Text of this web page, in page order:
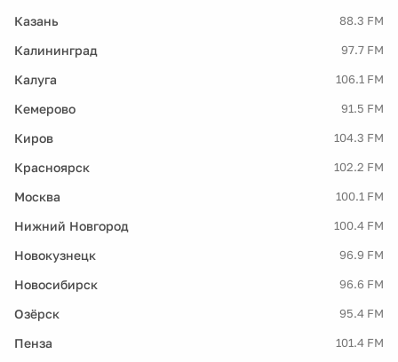
Казань 88.3 FM
Калининград 97.7 FM
Калуга 106.1 FM
Кемерово 91.5 FM
Киров 104.3 FM
Красноярск 102.2 FM
Москва 100.1 FM
Нижний Новгород 100.4 FM
Новокузнецк 96.9 FM
Новосибирск 96.6 FM
Озёрск 95.4 FM
Пенза 101.4 FM